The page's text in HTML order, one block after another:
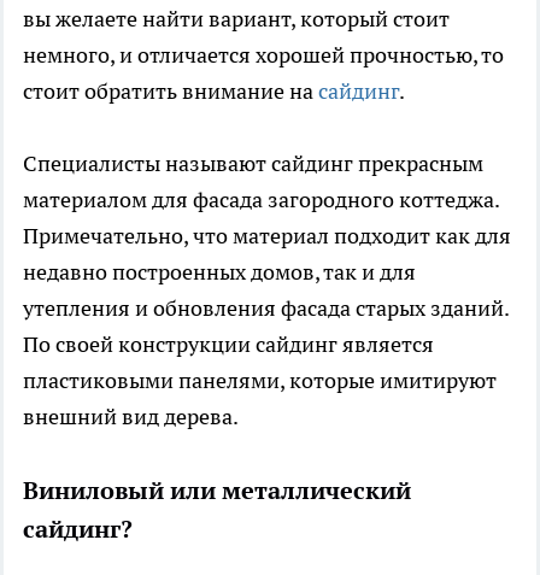
вы желаете найти вариант, который стоит
немного, и отличается хорошей прочностью, то
стоит обратить внимание насайдинг.
Специалисты называют сайдинг прекрасным
материалом для фасада загородного коттеджа.
Примечательно, что материал подходит как для
недавно построенных домов, так и для
утепления и обновления фасада старых зданий.
По своей конструкции сайдинг является
пластиковыми панелями, которые имитируют
внешний вид дерева.
Виниловый или металлический
сайдинг?